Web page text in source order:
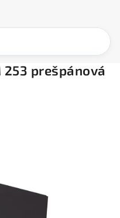
253 prešpánová